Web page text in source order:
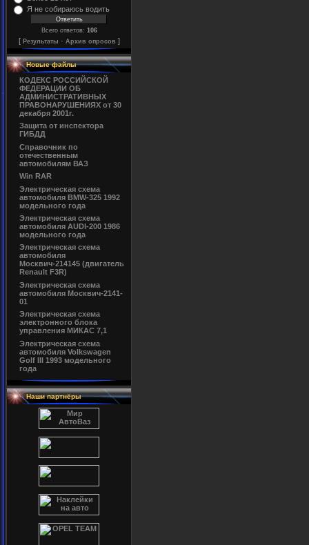
Я не собираюсь водить
Всего ответов: 106
[ Результаты · Архив опросов ]
Новые файлы
КОДЕКС РОССИЙСКОЙ
ФЕДЕРАЦИИ ОБ
АДМИНИСТРАТИВНЫХ
ПРАВОНАРУШЕНИЯХ от 30
декабря 2001г.
Защита от инспектора
ГИБДД
Справочник по
отечественным
автомобилям ВАЗ
Win RAR
Электрическая схема
автомобиля BMW-325 1992
модельного года
Электрическая схема
автомобиля AUDI-200 1986
модельного года
Электрическая схема
автомобиля
Москвич-214145 (двигатель
Renault F3R)
Электрическая схема
автомобиля Москвич-2141-
01
Электрическая схема
электронного блока
управления МИКАС 7,1
Электрическая схема
автомобиля Volkswagen
Golf III 1993 модельного
года
Наши партнёры